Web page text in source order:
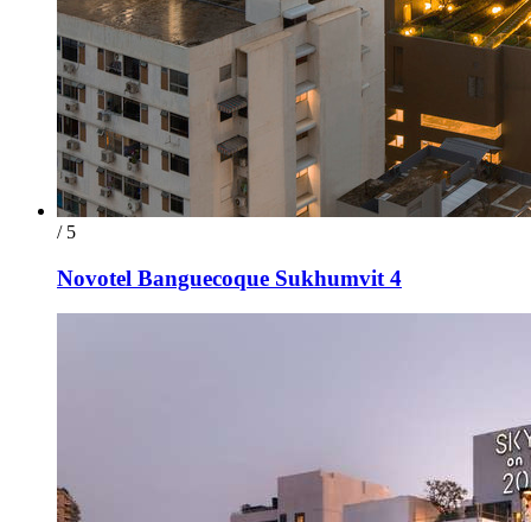
/ 5
Novotel Banguecoque Sukhumvit 4